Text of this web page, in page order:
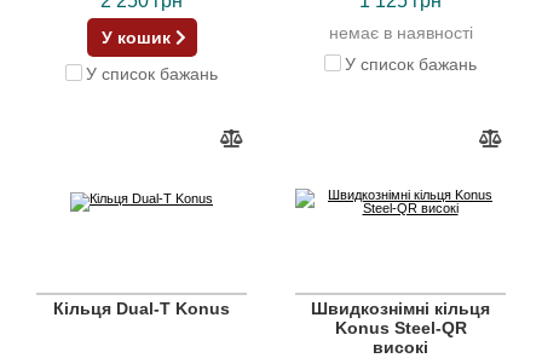
У кошик
У список бажань
немає в наявності
У список бажань
Кільця Dual-T Konus
Швидкознімні кільця
Konus Steel-QR
високі